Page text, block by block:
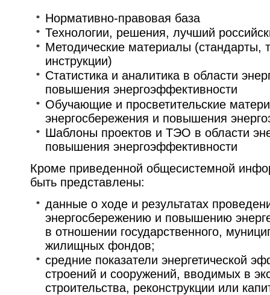
Нормативно-правовая база
Технологии, решения, лучший
Методические материалы (стандарты,
инструкции)
Статистика и аналитика в области
повышения энергоэффективности
Обучающие и просветительские
энергосбережения и повышения
Шаблоны проектов и ТЭО в области
повышения энергоэффективности
Кроме приведенной общесистемной
быть представлены:
данные о ходе и результатах
энергосбережению и повышению
в отношении государственного,
жилищных фондов;
средние показатели энергетической
строений и сооружений, вводимых в
строительства, реконструкции или